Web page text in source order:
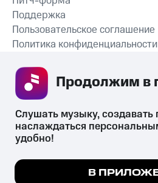
СКАЧАТЬ
Поддержка
Пользовательское соглашение
Политика конфиденциальности
психотропных веществ, их аналогов
их незаконный оборот запрещён и
Мы используем куки, чтобы
Слушать музыку, создавать
наслаждаться
удобно!
В